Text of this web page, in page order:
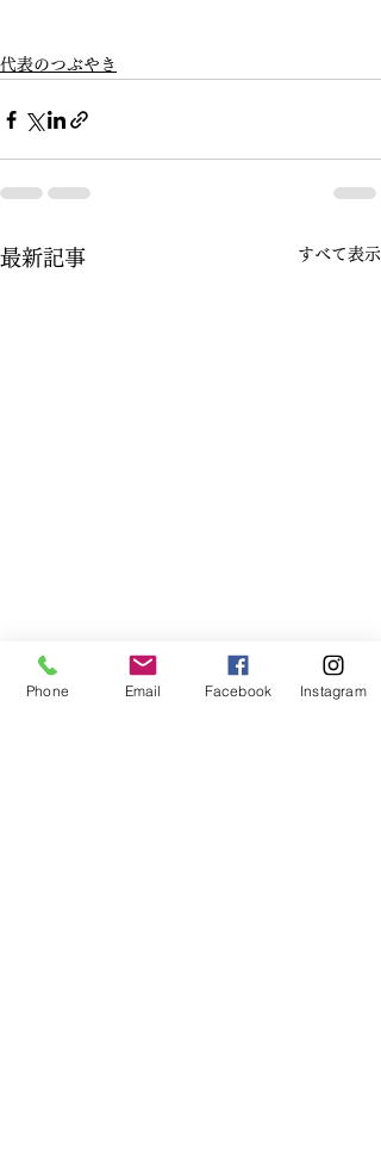
代表のつぶやき
最新記事 すべて表示
Phone Email Facebook Instagram